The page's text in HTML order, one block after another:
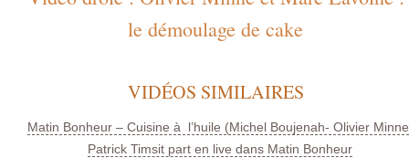
le démoulage de cake
VIDÉOS SIMILAIRES
Matin Bonheur – Cuisine à l’huile (Michel Boujenah- Olivier
Patrick Timsit part en live dans Matin Bonheur